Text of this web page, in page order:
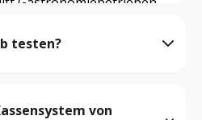
zu senken und Gästen
testen?
von